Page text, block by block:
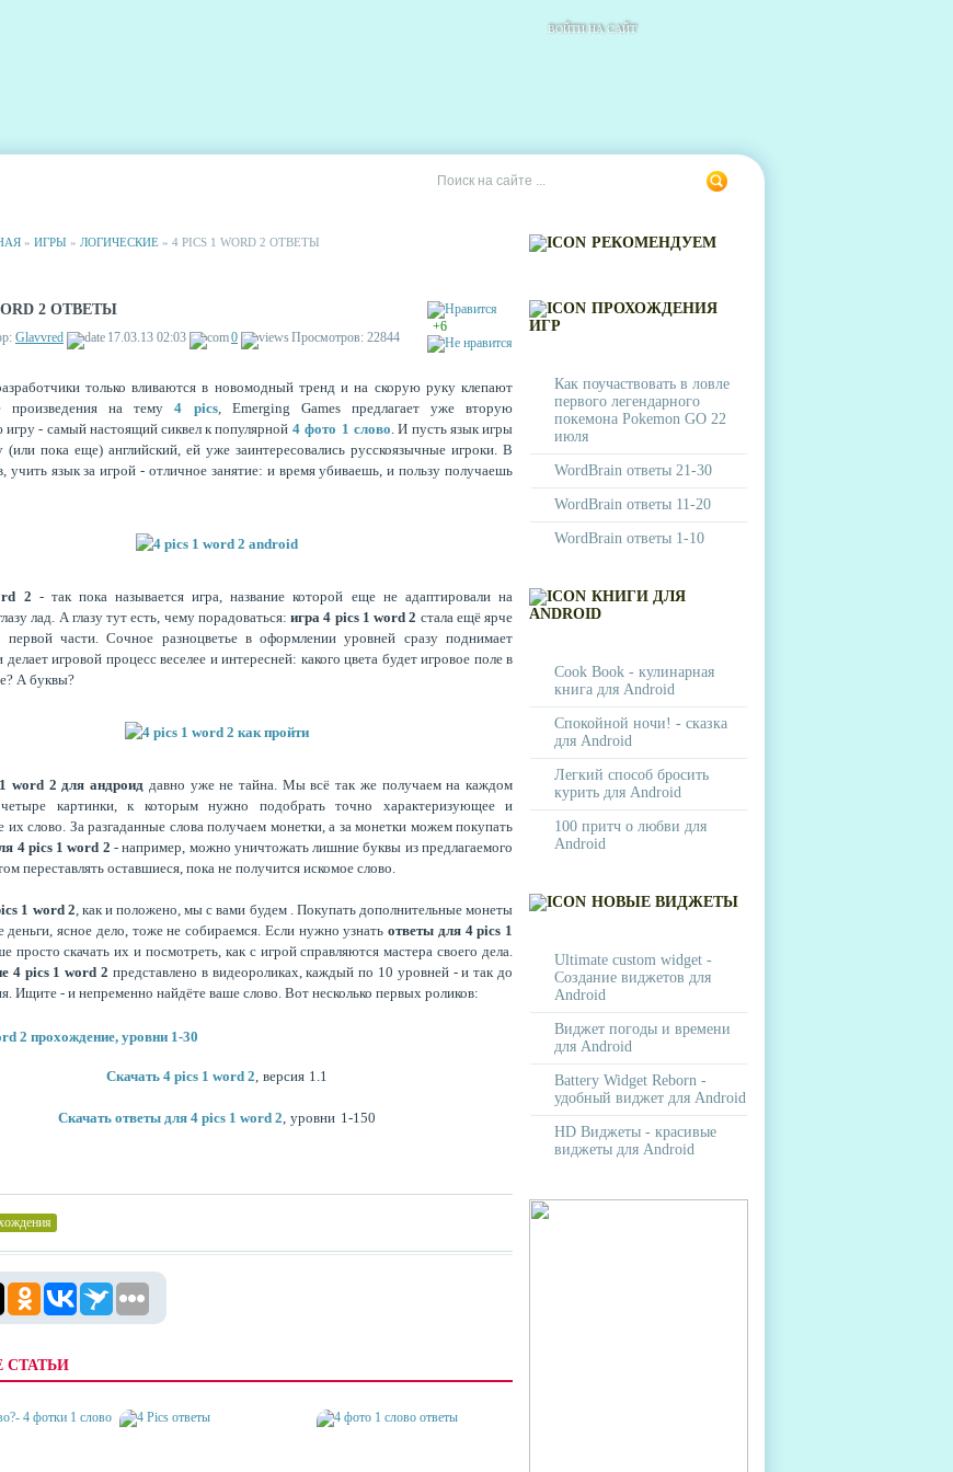
ВОЙТИ НА САЙТ
» ИГРЫ » ЛОГИЧЕСКИЕ » 4 PICS 1 WORD 2 ОТВЕТЫ
+6
2 ОТВЕТЫ
Glavvred 17.03.13 02:03 0 Просмотров: 22844
только вливаются в новомодный тренд и на скорую руку клепают
произведения на тему4 pics, Emerging Games предлагает уже вторую
игру - самый настоящий сиквел к популярной 4 фото 1 слово. И пусть язык игры
(или пока еще) английский, ей уже заинтересовались русскоязычные игроки. В
учить язык за игрой - отличное занятие: и время убиваешь, и пользу получаешь
2 - так пока называется игра, название которой еще не адаптировали на
лад. А глазу тут есть, чему порадоваться:игра 4 pics 1 word 2 стала ещё ярче
первой части. Сочное разноцветье в оформлении уровней сразу поднимает
делает игровой процесс веселее и интересней: какого цвета будет игровое поле в
А буквы?
word 2 для андроид давно уже не тайна. Мы всё так же получаем на каждом
картинки, к которым нужно подобрать точно характеризующее и
слово. За разгаданные слова получаем монетки, а за монетки можем покупать
4 pics 1 word 2 - например, можно уничтожать лишние буквы из предлагаемого
переставлять оставшиеся, пока не получится искомое слово.
1 word 2, как и положено, мы с вами будем . Покупать дополнительные монеты
деньги, ясное дело, тоже не собираемся. Если нужно узнатьответы для 4 pics 1
просто скачать их и посмотреть, как с игрой справляются мастера своего дела.
4 pics 1 word 2 представлено в видеороликах, каждый по 10 уровней - и так до
Ищите - и непременно найдёте ваше слово. Вот несколько первых роликов:
2 прохождение, уровни 1-30
Скачать 4 pics 1 word 2, версия 1.1
Скачать ответы для 4 pics 1 word 2, уровни 1-150
РЕКОМЕНДУЕМ
ПРОХОЖДЕНИЯ
ИГР
Как поучаствовать в ловле
первого легендарного
покемона Pokemon GO 22
июля
WordBrain ответы 21-30
WordBrain ответы 11-20
WordBrain ответы 1-10
КНИГИ ДЛЯ
ANDROID
Cook Book - кулинарная
книга для Android
Спокойной ночи! - сказка
для Android
Легкий способ бросить
курить для Android
100 притч о любви для
Android
НОВЫЕ ВИДЖЕТЫ
Ultimate custom widget -
Создание виджетов для
Android
Виджет погоды и времени
для Android
Battery Widget Reborn -
удобный виджет для Android
HD Виджеты - красивые
виджеты для Android